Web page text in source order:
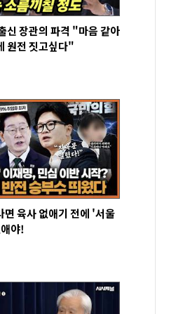
신 장관의 파격 "마음 같아
원전 짓고싶다"
면 육사 없애기 전에 '서울
야!